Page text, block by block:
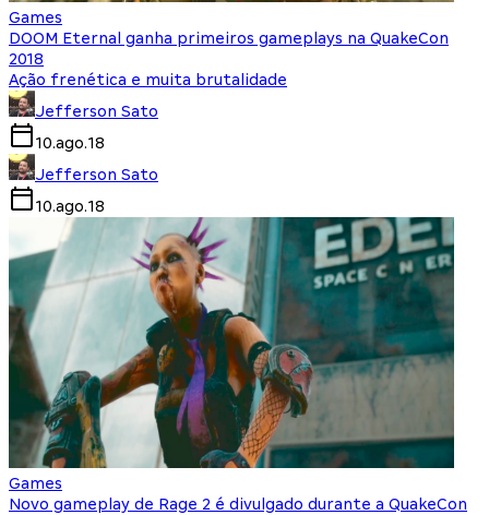
Games
DOOM Eternal ganha primeiros gameplays na QuakeCon
2018
Ação frenética e muita brutalidade
Jefferson Sato
10.ago.18
Jefferson Sato
10.ago.18
Games
Novo gameplay de Rage 2 é divulgado durante a QuakeCon